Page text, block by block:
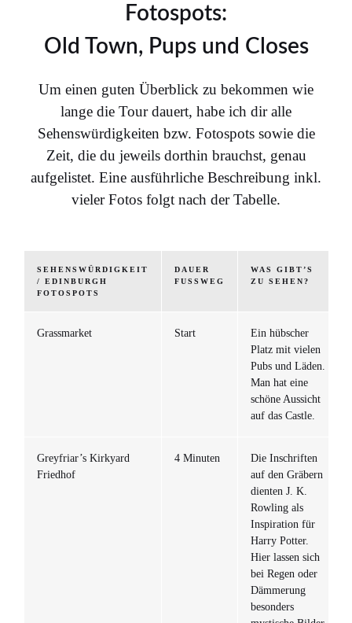
Fotospots:
Old Town, Pups und Closes
Um einen guten Überblick zu bekommen wie
lange die Tour dauert, habe ich dir alle
Sehenswürdigkeiten bzw. Fotospots sowie die
Zeit, die du jeweils dorthin brauchst, genau
aufgelistet. Eine ausführliche Beschreibung inkl.
vieler Fotos folgt nach der Tabelle.
SEHENSWÜRDIGKEIT
/ EDINBURGH
FOTOSPOTS
DAUER
FUSSWEG
WAS GIBT’S
ZU SEHEN?
Grassmarket Start
Ein hübscher
Platz mit vielen
Pubs und Läden.
Man hat eine
schöne Aussicht
auf das Castle.
Greyfriar’s Kirkyard
Friedhof
4 Minuten
Die Inschriften
auf den Gräbern
dienten J. K.
Rowling als
Inspiration für
Harry Potter.
Hier lassen sich
bei Regen oder
Dämmerung
besonders